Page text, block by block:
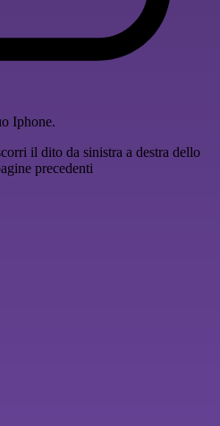
Iphone.
il dito da sinistra a destra dello
precedenti